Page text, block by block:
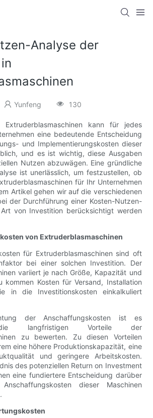
Analyse der
Yunfeng 130
kann für jedes
eine bedeutende Entscheidung
und Implementierungskosten dieser
und es ist wichtig, diese Ausgaben
Nutzen abzuwägen. Eine gründliche
ist unerlässlich, um festzustellen, ob
für Ihr Unternehmen
Artikel gehen wir auf die verschiedenen
der Durchführung einer Kosten-Nutzen-
von Investition berücksichtigt werden
von Extruderblasmaschinen
für Extruderblasmaschinen sind oft
bei einer solchen Investition. Der
variiert je nach Größe, Kapazität und
kommen Kosten für Versand, Installation
in die Investitionskosten einkalkuliert
der Anschaffungskosten ist es
die langfristigen Vorteile der
zu bewerten. Zu diesen Vorteilen
eine höhere Produktionskapazität, eine
und geringere Arbeitskosten.
des potenziellen Return on Investment
eine fundiertere Entscheidung darüber
dieser Maschinen